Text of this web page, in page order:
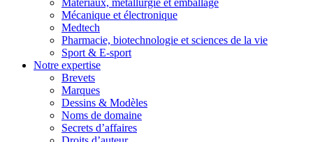
Matériaux, métallurgie et emballage
Mécanique et électronique
Medtech
Pharmacie, biotechnologie et sciences de la vie
Sport & E-sport
Notre expertise
Brevets
Marques
Dessins & Modèles
Noms de domaine
Secrets d’affaires